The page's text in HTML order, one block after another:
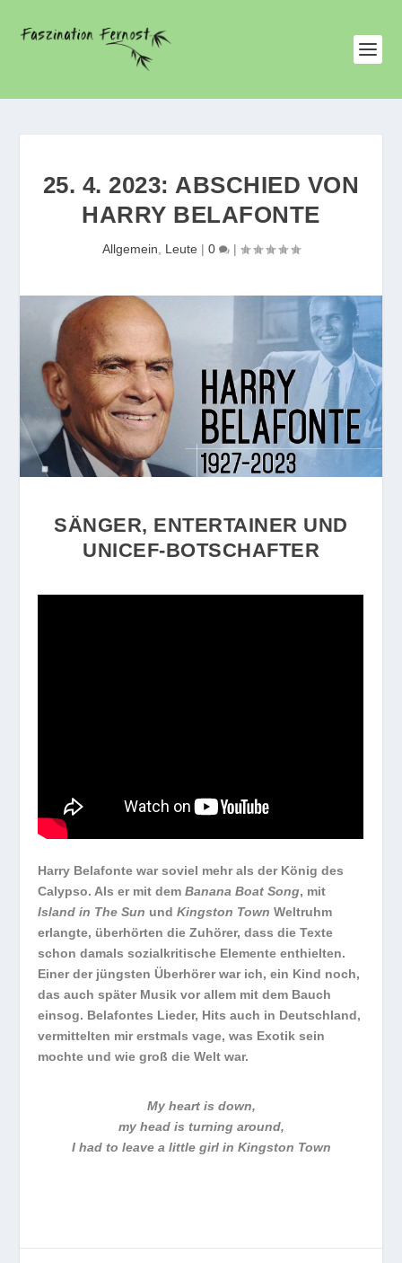
25. 4. 2023: ABSCHIED VON
HARRY BELAFONTE
Allgemein Leute | 0 |
SÄNGER, ENTERTAINER UND
UNICEF-BOTSCHAFTER
Harry Belafonte war soviel mehr als der König des
Calypso. Als er mit demBanana Boat Song, mit
Island in The Sun undKingston TownWeltruhm
erlangte, überhörten die Zuhörer, dass die Texte
schon damals sozialkritische Elemente enthielten.
Einer der jüngsten Überhörer war ich, ein Kind noch,
das auch später Musik vor allem mit dem Bauch
einsog. Belafontes Lieder, Hits auch in Deutschland,
vermittelten mir erstmals vage, was Exotik sein
mochte und wie groß die Welt war.
My heart is down,
my head is turning around,
I had to leave a little girl in Kingston Town